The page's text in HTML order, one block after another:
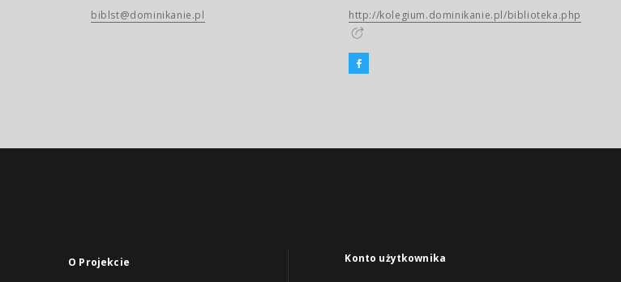
biblst@dominikanie.pl http://kolegium.dominikanie.pl/biblioteka.php
O Projekcie Konto użytkownika